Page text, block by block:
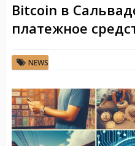
Bitcoin в
платежное
NEWS